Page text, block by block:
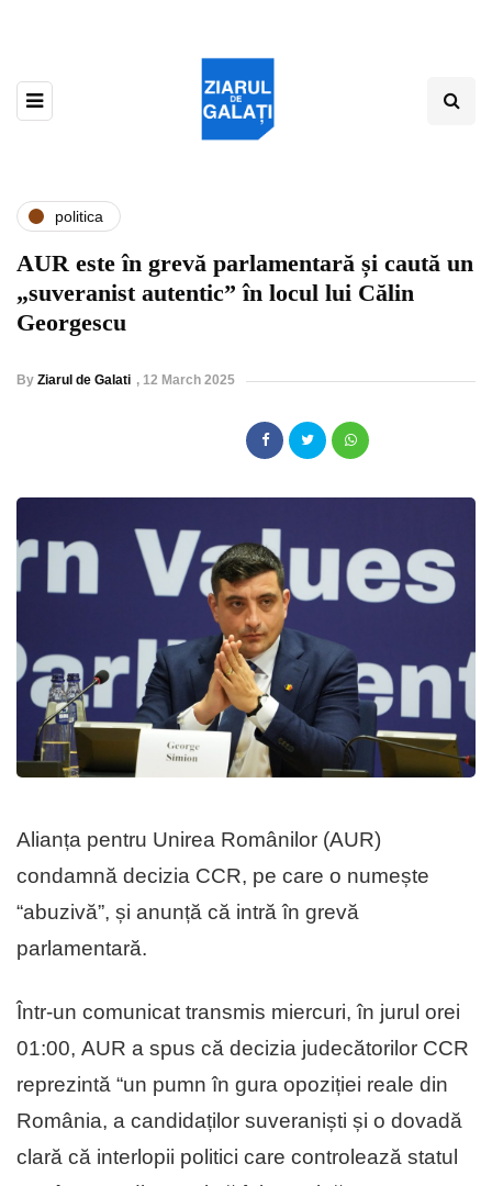
politica
AUR este în grevă parlamentară și caută un
„suveranist autentic” în locul lui Călin
Georgescu
By Ziarul de Galati , 12 March 2025
Alianța pentru Unirea Românilor (AUR)
condamnă decizia CCR, pe care o numește
“abuzivă”, și anunță că intră în grevă
parlamentară.
Într-un comunicat transmis miercuri, în jurul orei
01:00, AUR a spus că decizia judecătorilor CCR
reprezintă “un pumn în gura opoziției reale din
România, a candidaților suveraniști și o dovadă
clară că interlopii politici care controlează statul